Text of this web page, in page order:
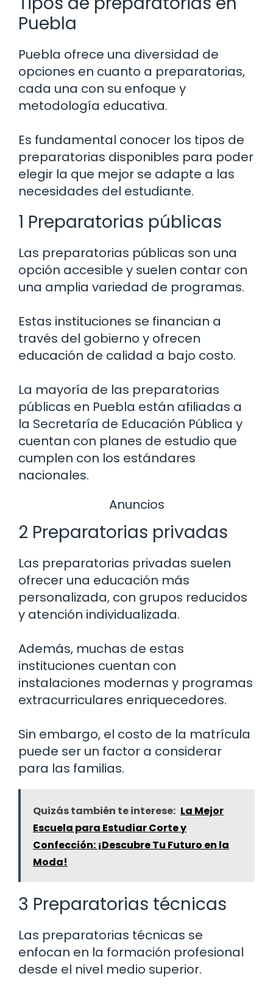
Puebla
Puebla ofrece una diversidad de
opciones en cuanto a preparatorias,
cada una con su enfoque y
metodología educativa.
Es fundamental conocer los tipos de
preparatorias disponibles para poder
elegir la que mejor se adapte a las
necesidades del estudiante.
1 Preparatorias públicas
Las preparatorias públicas son una
opción accesible y suelen contar con
una amplia variedad de programas.
Estas instituciones se financian a
través del gobierno y ofrecen
educación de calidad a bajo costo.
La mayoría de las preparatorias
públicas en Puebla están afiliadas a
la Secretaría de Educación Pública y
cuentan con planes de estudio que
cumplen con los estándares
nacionales.
Anuncios
2 Preparatorias privadas
Las preparatorias privadas suelen
ofrecer una educación más
personalizada, con grupos reducidos
y atención individualizada.
Además, muchas de estas
instituciones cuentan con
instalaciones modernas y programas
extracurriculares enriquecedores.
Sin embargo, el costo de la matrícula
puede ser un factor a considerar
para las familias.
Quizás también te interese: La Mejor
Escuela para Estudiar Corte y
Confección: ¡Descubre Tu Futuro en la
Moda!
3 Preparatorias técnicas
Las preparatorias técnicas se
enfocan en la formación profesional
desde el nivel medio superior.